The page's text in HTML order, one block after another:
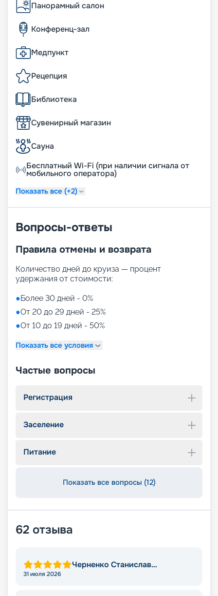
Панорамный салон
Конференц-зал
Медпункт
Рецепция
Библиотека
Сувенирный магазин
Сауна
Бесплатный Wi-Fi (при наличии сигнала от
мобильного оператора)
Показать все (+2)
Вопросы-ответы
Правила отмены и возврата
Количество дней до круиза — процент
удержания от стоимости:
●Более 30 дней - 0%
●От 20 до 29 дней - 25%
●От 10 до 19 дней - 50%
Показать все условия
Частые вопросы
Регистрация
Заселение
Питание
Показать все вопросы (12)
62 отзыва
Черненко Станислав
31 июля 2026